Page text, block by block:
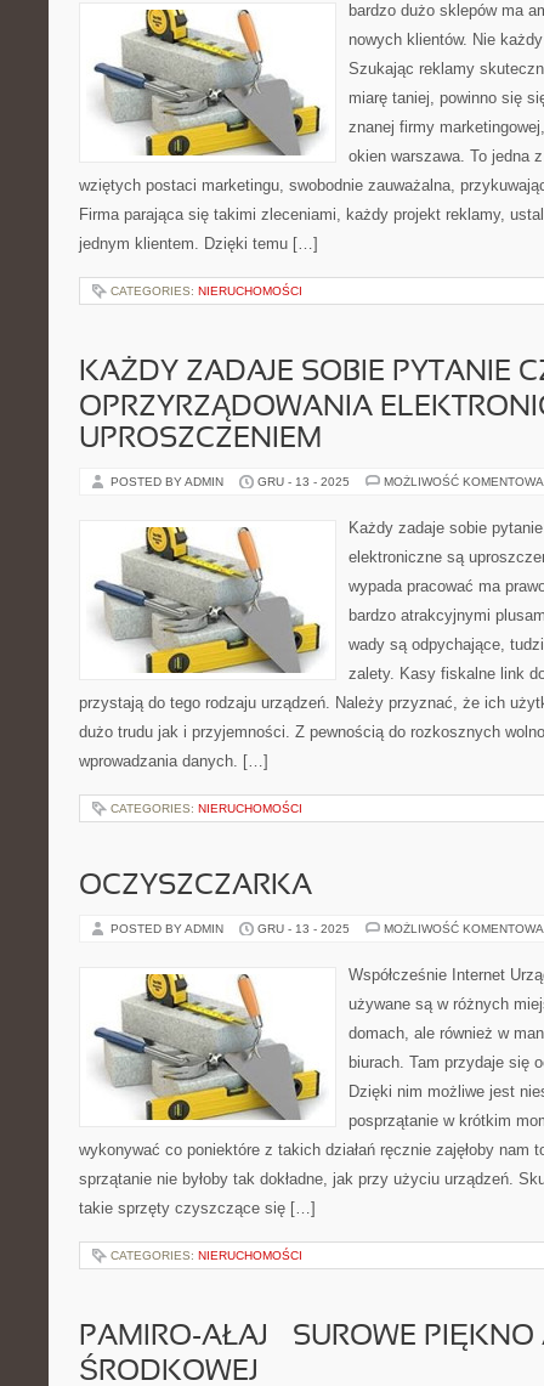
bardzo dużo sklepów ma
nowych klientów. Nie
Szukając reklamy
miarę taniej, powinno się
znanej firmy
okien warszawa. To jedna
wziętych postaci marketingu, swobodnie zauważalna,
Firma parająca się takimi zleceniami, każdy projekt reklamy,
jednym klientem. Dzięki temu […]
CATEGORIES: NIERUCHOMOŚCI
KAŻDY ZADAJE SOBIE PYTANIE
OPRZYRZĄDOWANIA
UPROSZCZENIEM
POSTED BY ADMIN GRU - 13 - 2025 MOŻLIWOŚĆ
Każdy zadaje sobie
elektroniczne są
wypada pracować ma
bardzo atrakcyjnymi
wady są odpychające,
zalety. Kasy fiskalne link
przystają do tego rodzaju urządzeń. Należy przyznać, że ich
dużo trudu jak i przyjemności. Z pewnością do rozkosznych
wprowadzania danych. […]
CATEGORIES: NIERUCHOMOŚCI
OCZYSZCZARKA
POSTED BY ADMIN GRU - 13 - 2025 MOŻLIWOŚĆ
Współcześnie Internet
używane są w różnych
domach, ale również w
biurach. Tam przydaje się
Dzięki nim możliwe jest
posprzątanie w krótkim
wykonywać co poniektóre z takich działań ręcznie zajęłoby nam
sprzątanie nie byłoby tak dokładne, jak przy użyciu urządzeń.
takie sprzęty czyszczące się […]
CATEGORIES: NIERUCHOMOŚCI
PAMIRO-AŁAJ – SUROWE PIĘKNO
ŚRODKOWEJ